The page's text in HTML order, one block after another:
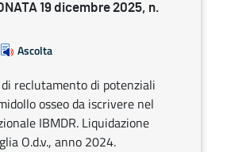
19 dicembre 2025, n.
Ascolta
reclutamento di potenziali
osseo da iscrivere nel
IBMDR. Liquidazione
O.d.v., anno 2024.